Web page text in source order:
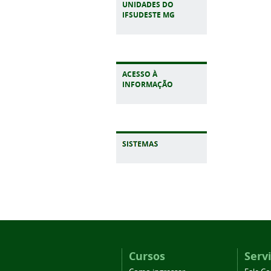
UNIDADES DO
IFSUDESTE MG
ACESSO À
INFORMAÇÃO
Cursos